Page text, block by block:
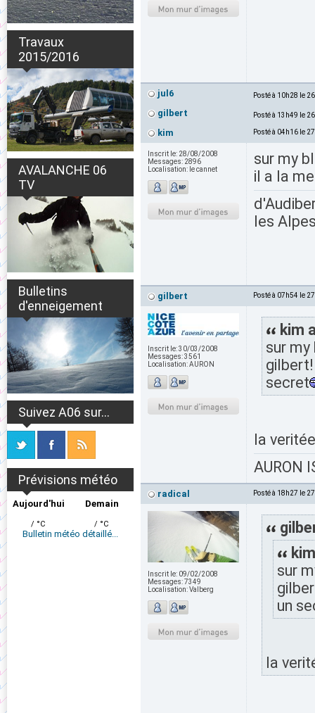
Travaux
2015/2016
AVALANCHE 06
TV
Bulletins
d'enneigement
Suivez A06 sur...
Prévisions météo
Aujourd'hui
/ °C
Demain
/ °C
Bulletin météo détaillé...
jul6 Posté à 10h28 le
gilbert Posté à 13h49 le
kim Posté à 04h16 le
Inscrit le: 28/08/2008
Messages: 2896
Localisation: le cannet
sur my
il a la
les
gilbert Posté à 07h54 le
Inscrit le:30/03/2008
Messages:3561
Localisation:AURON
kim
sur
secret
la
AURON
radical Posté à 18h27 le
Inscrit le: 09/02/2008
Messages:7349
Localisation:Valberg
sur
un
la